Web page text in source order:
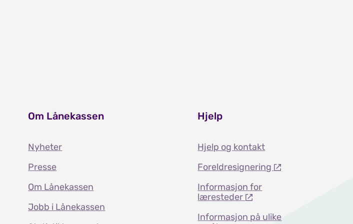
Om Lånekassen
Nyheter
Presse
Om Lånekassen
Jobb i Lånekassen
Hjelp
Hjelp og kontakt
Foreldresignering
Informasjon for
læresteder
Informasjon på ulike